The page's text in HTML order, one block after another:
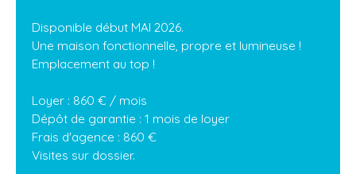
Disponible début MAI 2026.
Une maison fonctionnelle, propre et lumineuse !
Emplacement au top !
Loyer : 860 € / mois
Dépôt de garantie : 1 mois de loyer
Frais d'agence : 860 €
Visites sur dossier.